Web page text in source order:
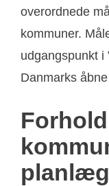
overordnede
kommuner.
udgangspunkt i
Danmarks